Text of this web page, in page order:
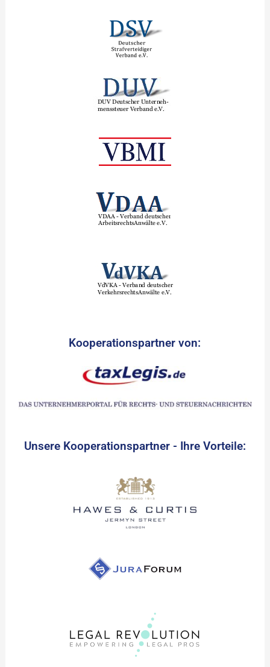
Kooperationspartner von:
Unsere Kooperationspartner - Ihre Vorteile: